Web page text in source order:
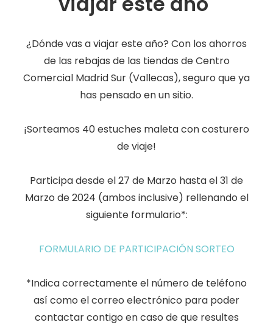
¿Dónde vas a viajar este año? Con los ahorros
de las rebajas de las tiendas de Centro
Comercial Madrid Sur (Vallecas), seguro que ya
has pensado en un sitio.
¡Sorteamos 40 estuches maleta con costurero
de viaje!
Participa desde el 27 de Marzo hasta el 31 de
Marzo de 2024 (ambos inclusive) rellenando el
siguiente formulario*:
FORMULARIO DE PARTICIPACIÓN SORTEO
*Indica correctamente el número de teléfono
así como el correo electrónico para poder
contactar contigo en caso de que resultes